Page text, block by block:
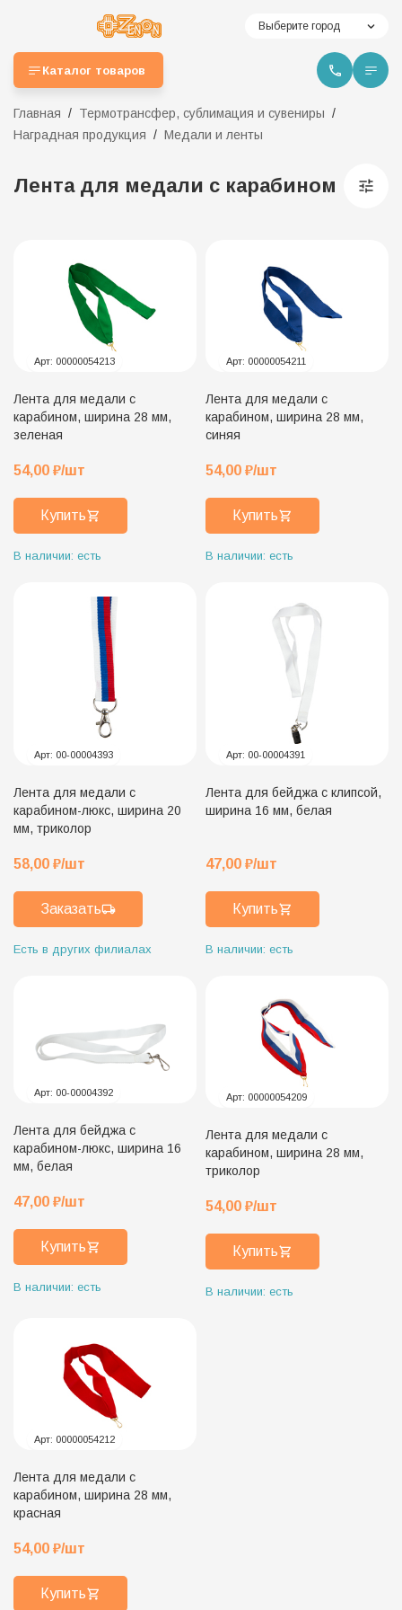
Выберите город
Каталог товаров
Главная
Термотрансфер, сублимация и сувениры
Наградная продукция
Медали и ленты
Лента для медали с карабином
Арт: 00000054213
Лента для медали с
карабином, ширина 28 мм,
зеленая
54,00 ₽/шт
Купить
В наличии: есть
Арт: 00000054211
Лента для медали с
карабином, ширина 28 мм,
синяя
54,00 ₽/шт
Купить
В наличии: есть
Арт: 00-00004393
Лента для медали с
карабином-люкс, ширина 20
мм, триколор
58,00 ₽/шт
Заказать
Есть в других филиалах
Арт: 00-00004391
Лента для бейджа с клипсой,
ширина 16 мм, белая
47,00 ₽/шт
Купить
В наличии: есть
Арт: 00-00004392
Лента для бейджа с
карабином-люкс, ширина 16
мм, белая
47,00 ₽/шт
Купить
В наличии: есть
Арт: 00000054209
Лента для медали с
карабином, ширина 28 мм,
триколор
54,00 ₽/шт
Купить
В наличии: есть
Арт: 00000054212
Лента для медали с
карабином, ширина 28 мм,
красная
54,00 ₽/шт
Купить